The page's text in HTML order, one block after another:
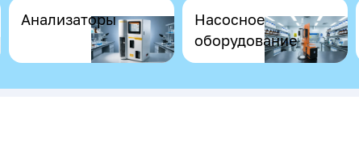
Анализаторы
Насосное
оборудование